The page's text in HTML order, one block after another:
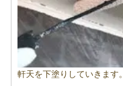
軒天を下塗りしていきます。